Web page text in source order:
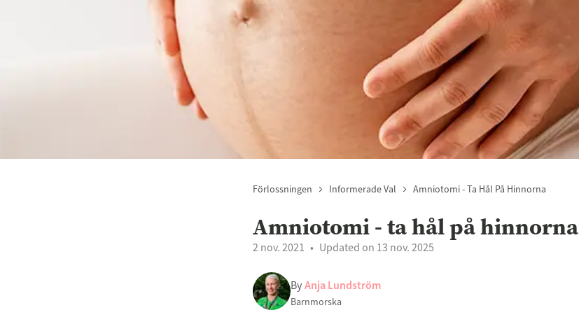
Förlossningen Informerade Val Amniotomi - Ta Hål På Hinnorna
Amniotomi - ta hål på hinnorna
2 nov. 2021 Updated on 13 nov. 2025
ByAnja Lundström
Barnmorska